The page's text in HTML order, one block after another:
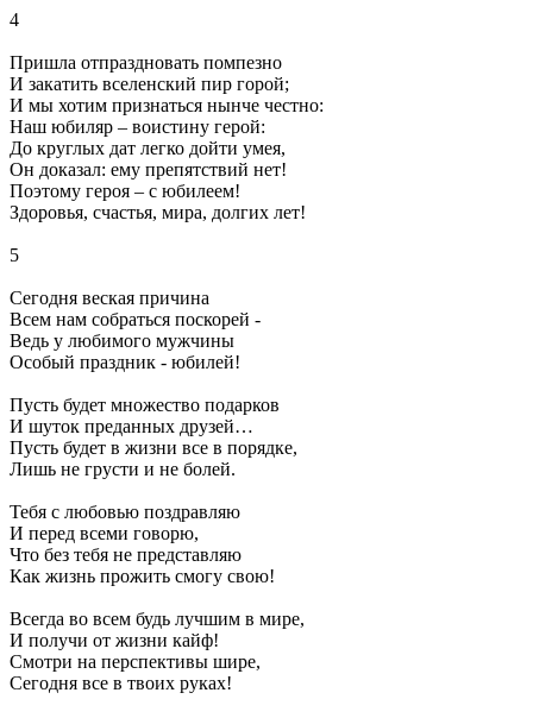
4
Пришла отпраздновать помпезно
И закатить вселенский пир горой;
И мы хотим признаться нынче честно:
Наш юбиляр – воистину герой:
До круглых дат легко дойти умея,
Он доказал: ему препятствий нет!
Поэтому героя – с юбилеем!
Здоровья, счастья, мира, долгих лет!
5
Сегодня веская причина
Всем нам собраться поскорей -
Ведь у любимого мужчины
Особый праздник - юбилей!
Пусть будет множество подарков
И шуток преданных друзей…
Пусть будет в жизни все в порядке,
Лишь не грусти и не болей.
Тебя с любовью поздравляю
И перед всеми говорю,
Что без тебя не представляю
Как жизнь прожить смогу свою!
Всегда во всем будь лучшим в мире,
И получи от жизни кайф!
Смотри на перспективы шире,
Сегодня все в твоих руках!